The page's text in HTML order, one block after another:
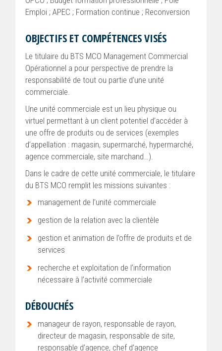
Emploi ; APEC ; Formation continue ; Reconversion
OBJECTIFS ET COMPÉTENCES VISÉS
Le titulaire du BTS MCO Management Commercial
Opérationnel a pour perspective de prendre la
responsabilité de tout ou partie d’une unité
commerciale.
Une unité commerciale est un lieu physique ou
virtuel permettant à un client potentiel d’accéder à
une offre de produits ou de services (exemples
d’appellation : magasin, supermarché, hypermarché,
agence commerciale, site marchand…).
Dans le cadre de cette unité commerciale, le titulaire
du BTS MCO remplit les missions suivantes :
management de l’unité commerciale
gestion de la relation avec la clientèle
gestion et animation de l’offre de produits et de
services
recherche et exploitation de l’information
nécessaire à l’activité commerciale
DÉBOUCHÉS
manageur de rayon, responsable de rayon,
directeur de magasin, responsable de site,
responsable d’agence, chef d’agence